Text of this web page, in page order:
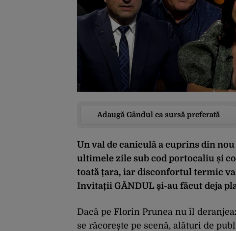
Adaugă Gândul ca sursă preferată
Un val de caniculă a cuprins din
ultimele zile sub cod portocaliu și
toată țara, iar disconfortul termic
Invitații GÂNDUL și-au făcut deja
Dacă pe Florin Prunea nu îl
se răcorește pe scenă, alături de